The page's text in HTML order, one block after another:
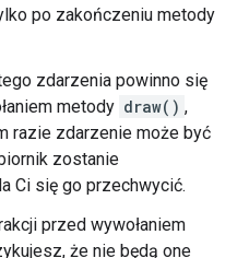
po zakończeniu metody
zdarzenia powinno się
metody draw() ,
razie zdarzenie może być
zostanie
Ci się go przechwycić.
przed wywołaniem
że nie będą one